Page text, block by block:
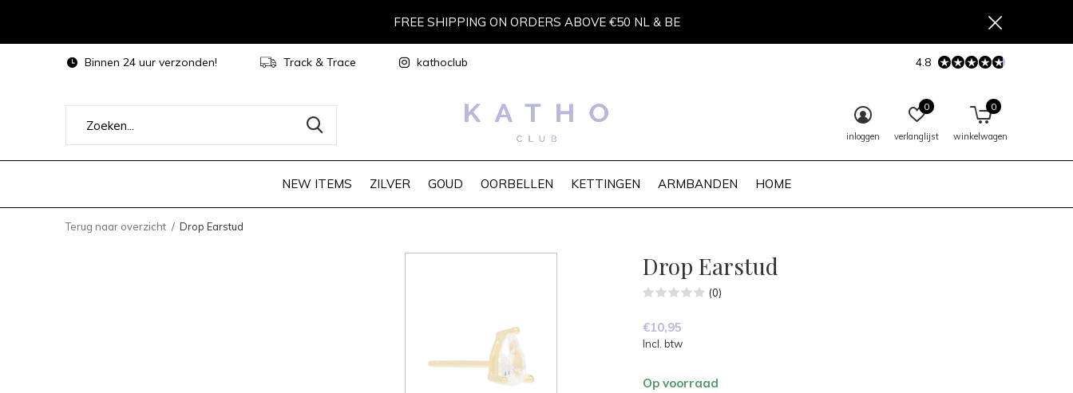
NEW ITEMS ZILVER GOUD OORBELLEN KETTINGEN ARMBANDEN HOME
inloggen verlanglijst
0
winkelwagen
0
Binnen 24 uur verzonden! Track & Trace kathoclub 4.8
FREE SHIPPING ON ORDERS ABOVE €50 NL & BE
Terug naar overzicht Drop Earstud
Drop Earstud
(0)
€10,95
Incl. btw
Op voorraad